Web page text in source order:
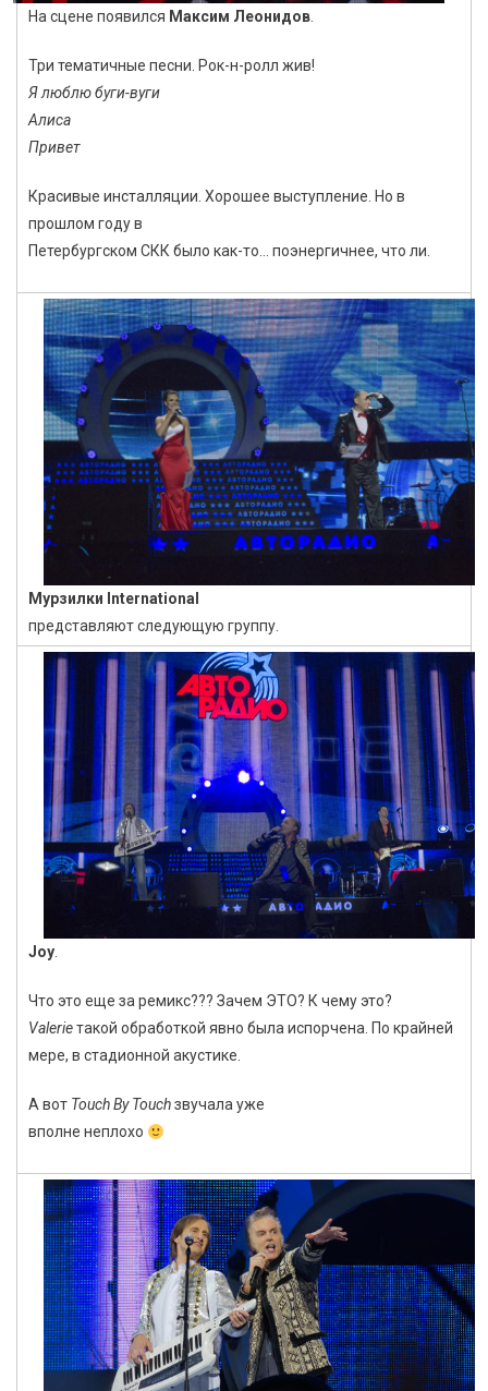
На сцене появился Максим Леонидов.
Три тематичные песни. Рок-н-ролл жив!
Я люблю буги-вуги
Алиса
Привет
Красивые инсталляции. Хорошее выступление. Но в
прошлом году в
Петербургском СКК было как-то… поэнергичнее, что ли.
Мурзилки International
представляют следующую группу.
Joy.
Что это еще за ремикс??? Зачем ЭТО? К чему это?
Valerieтакой обработкой явно была испорчена. По крайней
мере, в стадионной акустике.
А вот Touch By Touchзвучала уже
вполне неплохо